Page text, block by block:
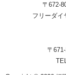
〒672-
フリーダイ
〒